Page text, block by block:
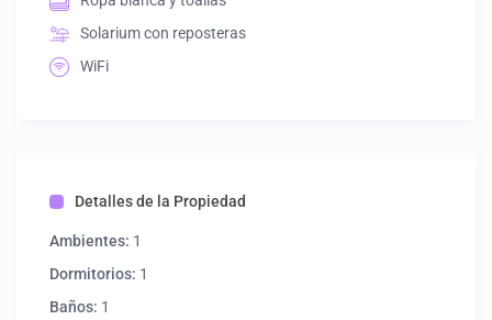
Solarium con reposteras
WiFi
Detalles de la Propiedad
Ambientes: 1
Dormitorios: 1
Baños: 1